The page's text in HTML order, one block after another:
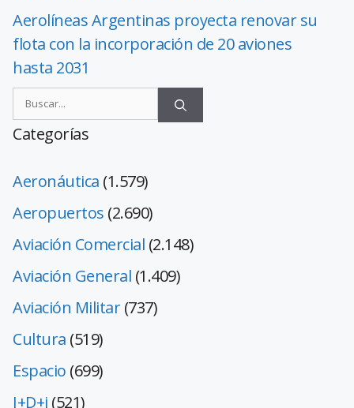
Aerolíneas Argentinas proyecta renovar su
flota con la incorporación de 20 aviones
hasta 2031
Categorías
Aeronáutica (1.579)
Aeropuertos (2.690)
Aviación Comercial (2.148)
Aviación General (1.409)
Aviación Militar(737)
Cultura (519)
Espacio (699)
I+D+i (521)